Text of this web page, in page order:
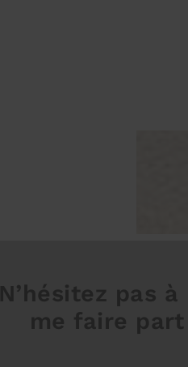
N’hésitez pas à
me faire